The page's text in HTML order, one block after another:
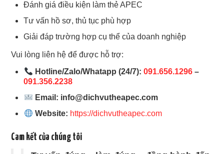
Đánh giá điều kiện làm thẻ APEC
Tư vấn hồ sơ, thủ tục phù hợp
Giải đáp trường hợp cụ thể của doanh nghiệp
Vui lòng liên hệ để được hỗ trợ:
Hotline/Zalo/Whatapp (24/7): 091.656.1296–
091.356.2238
Email: info@dichvutheapec.com
Website: https://dichvutheapec.com
Cam kết của chúng tôi